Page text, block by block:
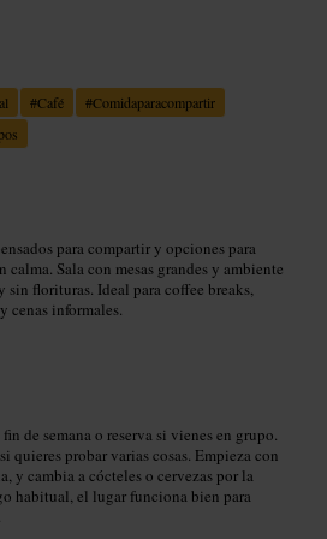
#Café #Comidaparacompartir
para compartir y opciones para
calma. Sala con mesas grandes y ambiente
florituras. Ideal para coffee breaks,
cenas informales.
de semana o reserva si vienes en grupo.
quieres probar varias cosas. Empieza con
y cambia a cócteles o cervezas por la
habitual, el lugar funciona bien para